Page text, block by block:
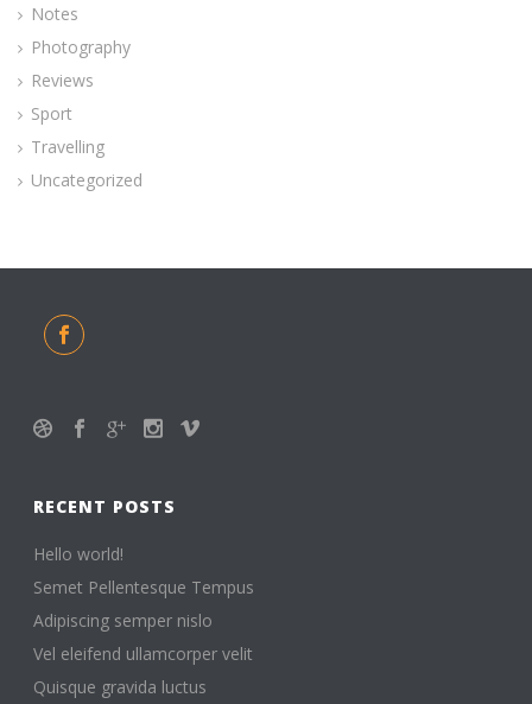
Notes
Photography
Reviews
Sport
Travelling
Uncategorized
RECENT POSTS
Hello world!
Semet Pellentesque Tempus
Adipiscing semper nislo
Vel eleifend ullamcorper velit
Quisque gravida luctus